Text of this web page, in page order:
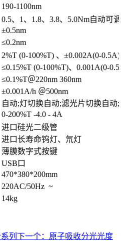
190-1100nm
0.5、1、1.8、3.8、5.0Nm自动可调带
±0.5nm
≤0.2nm
2%T (0-100%T) 、±0.002A(0-0.5A)
≤0.15%T (0-100%T)、0.001A(0-0.5A)
≤0.1%T＠220nm 360nm
±0.001A/h ＠500nm
自动;灯切换自动;滤光片切换自动;调
0-200%T -4.0 - 4A
进口硅光二级管
进口长寿命钨灯、氘灯
薄膜数字式按键
USB口
470*380*200mm
220AC/50Hz ~
14kg
列 下一个：原子吸收分光光度